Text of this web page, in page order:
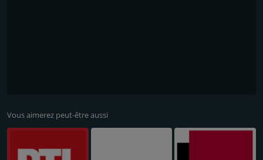
Vous aimerez peut-être aussi